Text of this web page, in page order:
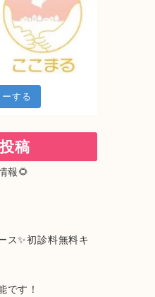
する
稿
報🌻
ス✨初診料無料キ
です！